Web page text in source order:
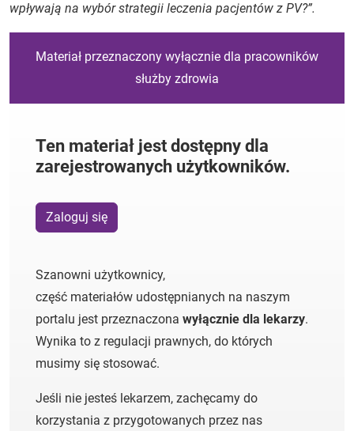
wpływają na wybór strategii leczenia pacjentów z PV?”.
Materiał przeznaczony wyłącznie dla pracowników
służby zdrowia
Ten materiał jest dostępny dla
zarejestrowanych użytkowników.
Zaloguj się
Szanowni użytkownicy,
część materiałów udostępnianych na naszym
portalu jest przeznaczona wyłącznie dla lekarzy.
Wynika to z regulacji prawnych, do których
musimy się stosować.
Jeśli nie jesteś lekarzem, zachęcamy do
korzystania z przygotowanych przez nas